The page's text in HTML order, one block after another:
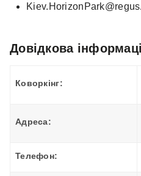
Довідкова
Коворкінг:
Адреса:
Телефон: